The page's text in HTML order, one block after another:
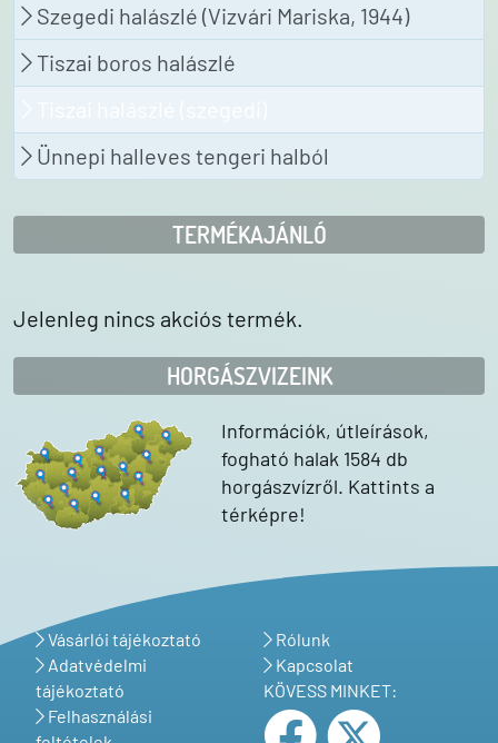
Szegedi halászlé (Vizvári Mariska, 1944)
Tiszai boros halászlé
Ünnepi halleves tengeri halból
TERMÉKAJÁNLÓ
Jelenleg nincs akciós termék.
HORGÁSZVIZEINK
Információk, útleírások,
fogható halak 1584 db
horgászvízről. Kattints a
térképre!
Vásárlói tájékoztató
Adatvédelmi
tájékoztató
Felhasználási
Rólunk
Kapcsolat
KÖVESS MINKET: